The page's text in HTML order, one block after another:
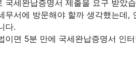
국세완납증명서 제출을 요구 받았
무서에 방문해야 할까 생각했는데,
다.
이면 5분 만에 국세완납증명서 인